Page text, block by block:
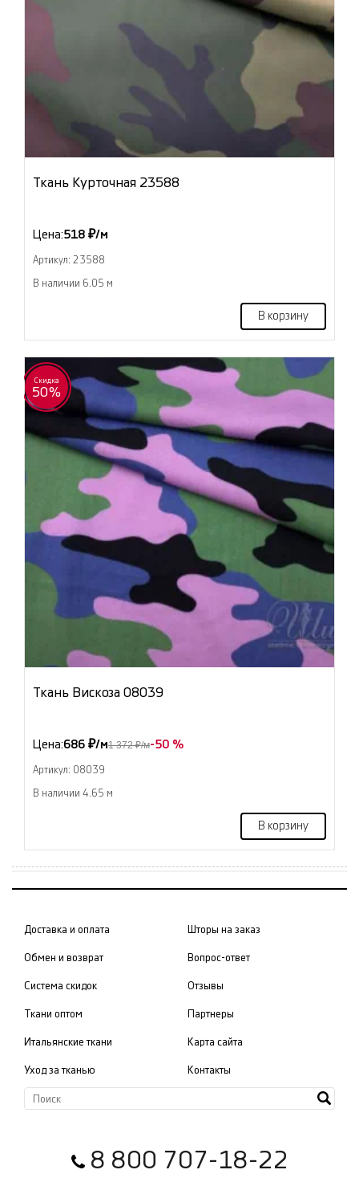
Ткань Курточная 23588
Цена:518 ₽/м
Артикул: 23588
В наличии 6.05 м
В корзину
Скидка
50%
Ткань Вискоза 08039
Цена:686 ₽/м1 372 ₽/м-50 %
Артикул: 08039
В наличии 4.65 м
В корзину
Доставка и оплата
Обмен и возврат
Система скидок
Ткани оптом
Итальянские ткани
Уход за тканью
Шторы на заказ
Вопрос-ответ
Отзывы
Партнеры
Карта сайта
Контакты
8 800 707-18-22